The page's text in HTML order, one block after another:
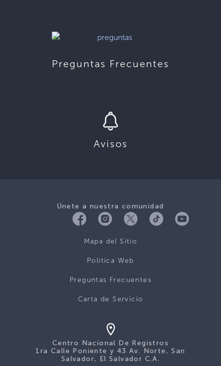
Preguntas Frecuentes
Avisos
Únete a nuestra comunidad
Mapa del Sitio
Politica Web
Preguntas Frecuentes
Carta de Servicio
Centro Nacional De Registros
1ra Calle Poniente y 43 Av. Norte, San
Salvador, El Salvador C.A.